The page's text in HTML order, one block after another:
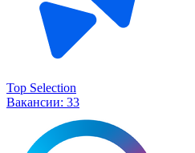
Top Selection
Вакансии: 33